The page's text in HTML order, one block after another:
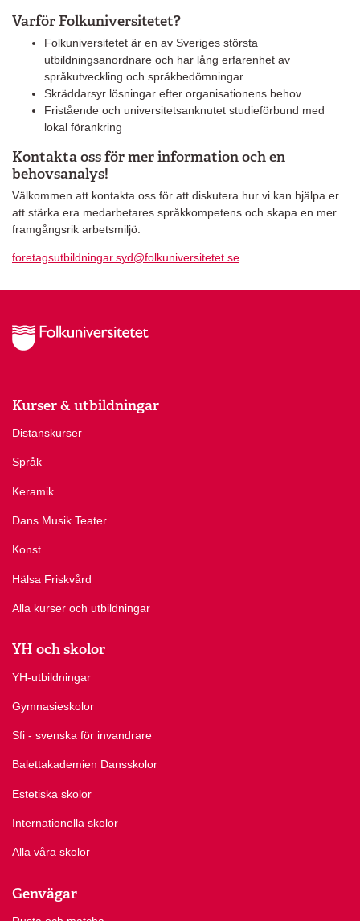
Varför Folkuniversitetet?
Folkuniversitetet är en av Sveriges största
utbildningsanordnare och har lång erfarenhet av
språkutveckling och språkbedömningar
Skräddarsyr lösningar efter organisationens behov
Fristående och universitetsanknutet studieförbund med
lokal förankring
Kontakta oss för mer information och en
behovsanalys!
Välkommen att kontakta oss för att diskutera hur vi kan hjälpa er
att stärka era medarbetares språkkompetens och skapa en mer
framgångsrik arbetsmiljö.
foretagsutbildningar.syd@folkuniversitetet.se
Kurser & utbildningar
Distanskurser
Språk
Keramik
Dans Musik Teater
Konst
Hälsa Friskvård
Alla kurser och utbildningar
YH och skolor
YH-utbildningar
Gymnasieskolor
Sfi - svenska för invandrare
Balettakademien Dansskolor
Estetiska skolor
Internationella skolor
Alla våra skolor
Genvägar